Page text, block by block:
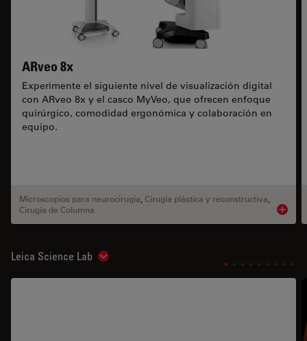
ARveo 8x
Experimente el siguiente nivel de visualización digital
con ARveo 8x y el casco MyVeo, que ofrecen enfoque
quirúrgico, comodidad ergonómica y colaboración en
equipo.
Microscopios para neurocirugía Cirugía plástica y reconstructiva
Cirugía de Columna
Leica Science Lab Show subnavigation